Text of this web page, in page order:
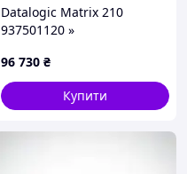
Datalogic Matrix 210
937501120 »
96 730 ₴
Купити